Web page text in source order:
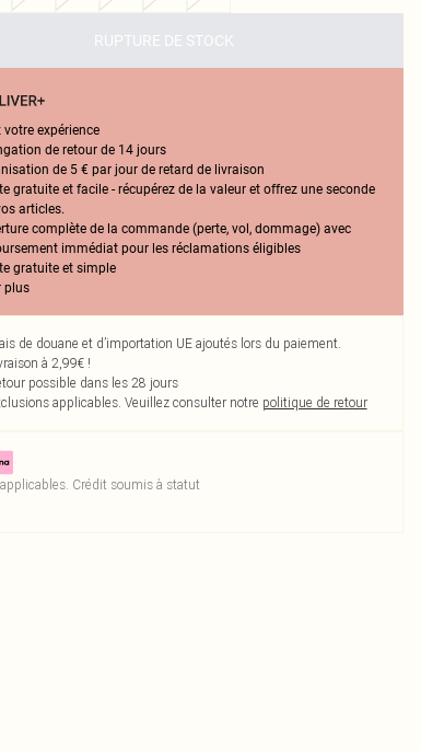
RUPTURE DE STOCK
expérience
de retour de 14 jours
de 5 € par jour de retard de livraison
gratuite et facile - récupérez de la valeur et offrez une seconde
articles.
complète de la commande (perte, vol, dommage) avec
immédiat pour les réclamations éligibles
gratuite et simple
plus
de douane et d’importation UE ajoutés lors du paiement.
à 2,99€ !
possible dans les 28 jours
applicables. Veuillez consulter notre politique de retour
Crédit soumis à statut